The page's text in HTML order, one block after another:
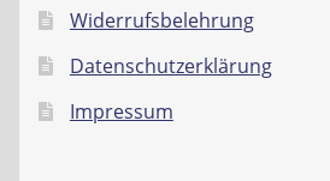
Widerrufsbelehrung
Datenschutzerklärung
Impressum